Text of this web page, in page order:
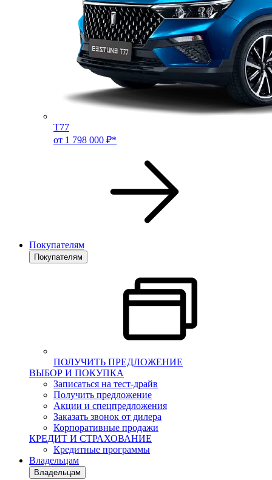
T77
от 1 798 000 ₽*
Покупателям
Покупателям
ПОЛУЧИТЬ ПРЕДЛОЖЕНИЕ
ВЫБОР И ПОКУПКА
Записаться на тест-драйв
Получить предложение
Акции и спецпредложения
Заказать звонок от дилера
Корпоративные продажи
КРЕДИТ И СТРАХОВАНИЕ
Кредитные программы
Владельцам
Владельцам